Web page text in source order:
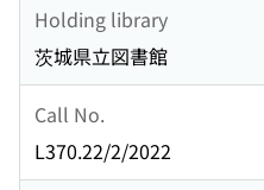
Holding library
茨城県立図書館
Call No.
L370.22/2/2022